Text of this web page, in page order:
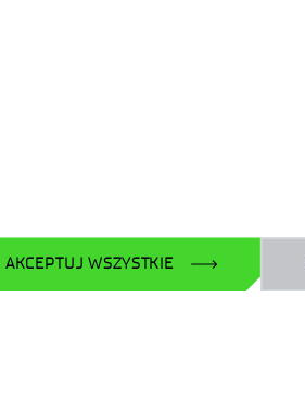
AKCEPTUJ WSZYSTKIE
LinkedIn